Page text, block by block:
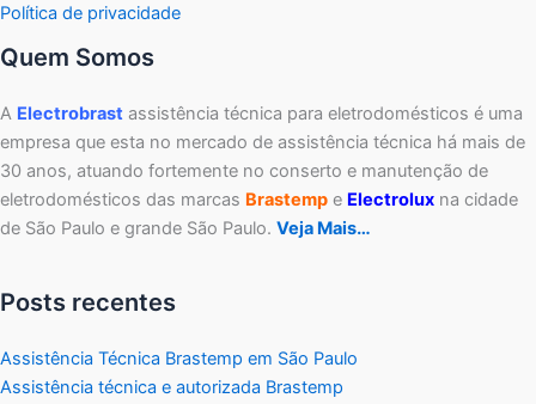
Política de privacidade
Quem Somos
A Electrobrast assistência técnica para eletrodomésticos é uma
empresa que esta no mercado de assistência técnica há mais de
30 anos, atuando fortemente no conserto e manutenção de
eletrodomésticos das marcas Brastemp e Electrolux na cidade
de São Paulo e grande São Paulo. Veja Mais…
Posts recentes
Assistência Técnica Brastemp em São Paulo
Assistência técnica e autorizada Brastemp